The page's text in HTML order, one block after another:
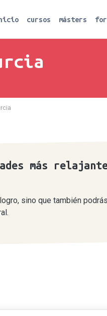
cursos másters
más
sino que también